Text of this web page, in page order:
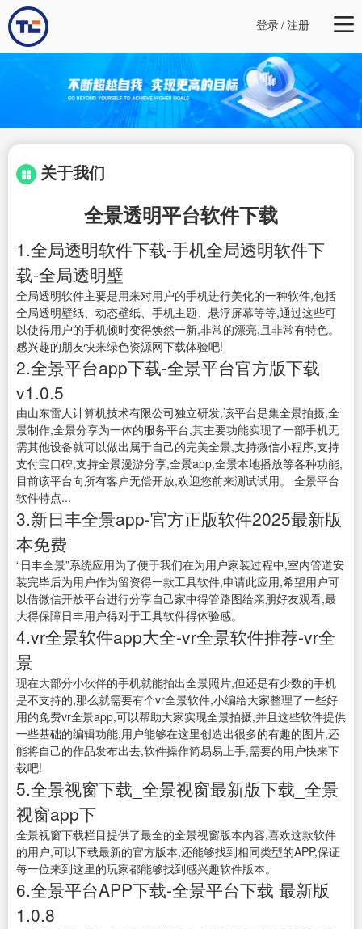
登录/注册
关于我们
全景透明平台软件下载
1.全局透明软件下载-手机全局透明软件下
载-全局透明壁
全局透明软件主要是用来对用户的手机进行美化的一种软件,包括
全局透明壁纸、动态壁纸、手机主题、悬浮屏幕等等,通过这些可
以使得用户的手机顿时变得焕然一新,非常的漂亮,且非常有特色。
感兴趣的朋友快来绿色资源网下载体验吧!
2.全景平台app下载-全景平台官方版下载
v1.0.5
由山东雷人计算机技术有限公司独立研发,该平台是集全景拍摄,全
景制作,全景分享为一体的服务平台,其主要功能实现了一部手机无
需其他设备就可以做出属于自己的完美全景,支持微信小程序,支持
支付宝口碑,支持全景漫游分享,全景app,全景本地播放等各种功能,
目前该平台向所有客户无偿开放,欢迎您前来测试试用。 全景平台
软件特点...
3.新日丰全景app-官方正版软件2025最新版
本免费
“日丰全景”系统应用为了便于我们在为用户家装过程中,室内管道安
装完毕后为用户作为留资得一款工具软件,申请此应用,希望用户可
以借微信开放平台进行分享自己家中得管路图给亲朋好友观看,最
大得保障日丰用户得对于工具软件得体验感。
4.vr全景软件app大全-vr全景软件推荐-vr全
景
现在大部分小伙伴的手机就能拍出全景照片,但还是有少数的手机
是不支持的,那么就需要有个vr全景软件,小编给大家整理了一些好
用的免费vr全景app,可以帮助大家实现全景拍摄,并且这些软件提供
一些基础的编辑功能,用户能够在这里创造出很多的有趣的图片,还
能将自己的作品发布出去,软件操作简易易上手,需要的用户快来下
载吧!
5.全景视窗下载_全景视窗最新版下载_全景
视窗app下
全景视窗下载栏目提供了最全的全景视窗版本内容,喜欢这款软件
的用户,可以下载最新的官方版本,还能够找到相同类型的APP,保证
每一位来到这里的玩家都能够找到感兴趣软件版本。
6.全景平台APP下载-全景平台下载 最新版
1.0.8